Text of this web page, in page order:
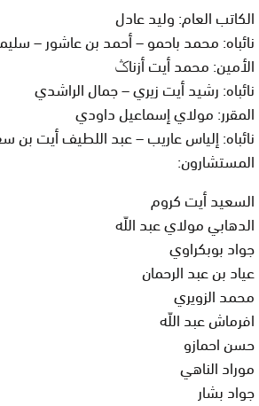
الكاتب العام: وليد عادل
نائباه: محمد باحمو – أحمد بن عاشور –
الأمين: محمد أيت أزناݣ
نائباه: رشيد أيت زيري – جمال الراشدي
المقرر: مولاي إسماعيل داودي
نائباه: إلياس عاريب – عبد اللطيف أيت بن
المستشارون:
السعيد أيت كروم
الدهابي مولاي عبد اللّه
جواد بوبكراوي
عياد بن عبد الرحمان
محمد الزويري
افرماش عبد اللّه
حسن احمازو
موراد الناهي
جواد بشار